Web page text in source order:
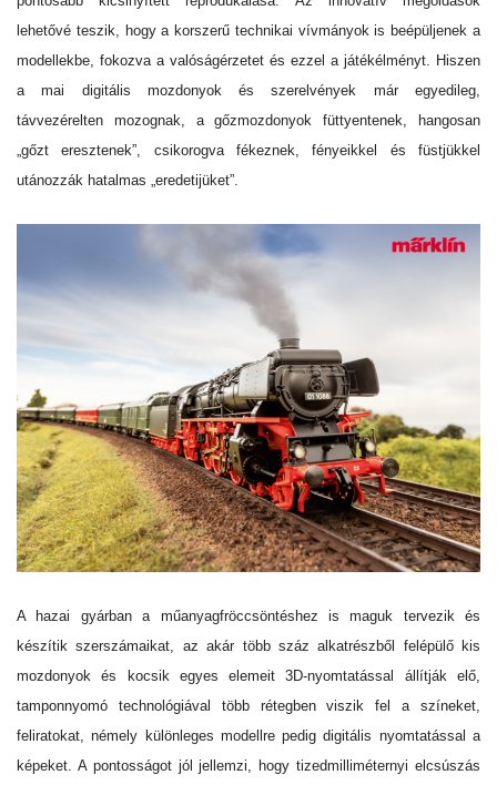
lehetővé teszik, hogy a korszerű technikai vívmányok is beépüljenek a
modellekbe, fokozva a valóságérzetet és ezzel a játékélményt. Hiszen
a mai digitális mozdonyok és szerelvények már egyedileg,
távvezérelten mozognak, a gőzmozdonyok füttyentenek, hangosan
„gőzt eresztenek”, csikorogva fékeznek, fényeikkel és füstjükkel
utánozzák hatalmas „eredetijüket”.
A hazai gyárban a műanyagfröccsöntéshez is maguk tervezik és
készítik szerszámaikat, az akár több száz alkatrészből felépülő kis
mozdonyok és kocsik egyes elemeit 3D-nyomtatással állítják elő,
tamponnyomó technológiával több rétegben viszik fel a színeket,
feliratokat, némely különleges modellre pedig digitális nyomtatással a
képeket. A pontosságot jól jellemzi, hogy tizedmilliméternyi elcsúszás